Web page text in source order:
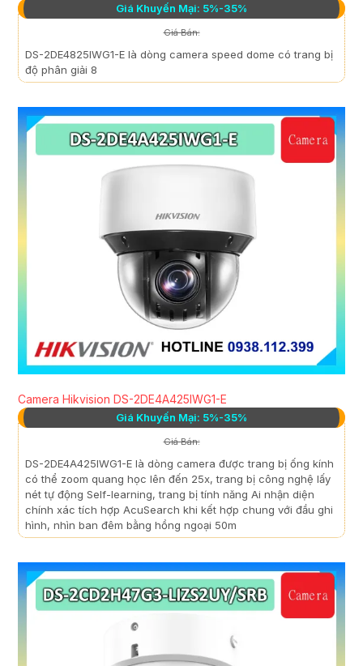
Giá Khuyến Mại: 5%-35%
Giá Bán:
DS-2DE4825IWG1-E là dòng camera speed dome có trang bị
độ phân giải 8
Camera Hikvision DS-2DE4A425IWG1-E
Giá Khuyến Mại: 5%-35%
Giá Bán:
DS-2DE4A425IWG1-E là dòng camera được trang bị ống kính
có thể zoom quang học lên đến 25x, trang bị công nghệ lấy
nét tự động Self-learning, trang bị tính năng Ai nhận diện
chính xác tích hợp AcuSearch khi kết hợp chung với đầu ghi
hình, nhìn ban đêm bằng hồng ngoại 50m